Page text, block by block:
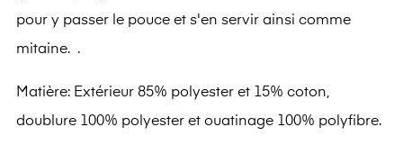
pour y passer le pouce et s'en servir ainsi comme
mitaine. .
Matière: Extérieur 85% polyester et 15% coton,
doublure 100% polyester et ouatinage 100% polyfibre.